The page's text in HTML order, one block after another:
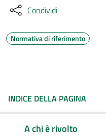
Condividi
Normativa di riferimento
INDICE DELLA PAGINA
A chi è rivolto